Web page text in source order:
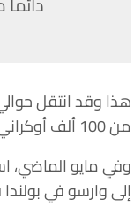
من 100 ألف أوكراني في المملكة المتحدة في إطار برنامج “منازل من أجل أوكرانيا”.
وفي مايو الماضي،
إلى وارسو في بولندا قبل أن